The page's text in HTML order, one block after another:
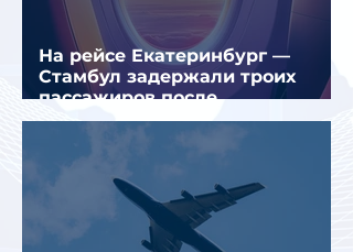
На рейсе Екатеринбург —
Стамбул задержали троих
пассажиров после
предполагаемой серии краж